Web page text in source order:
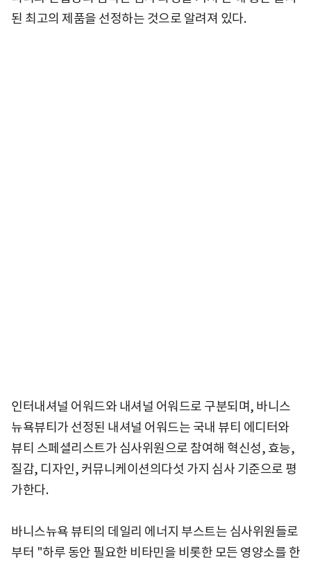
된 최고의 제품을 선정하는 것으로 알려져 있다.
인터내셔널 어워드와 내셔널 어워드로 구분되며, 바니스
뉴욕뷰티가 선정된 내셔널 어워드는 국내 뷰티 에디터와
뷰티 스페셜리스트가 심사위원으로 참여해 혁신성, 효능,
질감, 디자인, 커뮤니케이션의다섯 가지 심사 기준으로 평
가한다.
바니스뉴욕 뷰티의 데일리 에너지 부스트는 심사위원들로
부터 "하루 동안 필요한 비타민을 비롯한 모든 영양소를 한